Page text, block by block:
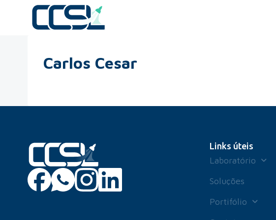
Carlos Cesar
Links úteis
Laboratório
Soluções
Portifólio